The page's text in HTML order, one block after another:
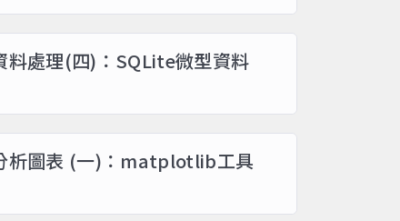
料處理(四)：SQLite微型資料
析圖表 (一)：matplotlib工具